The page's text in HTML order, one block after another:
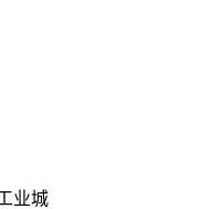
业城